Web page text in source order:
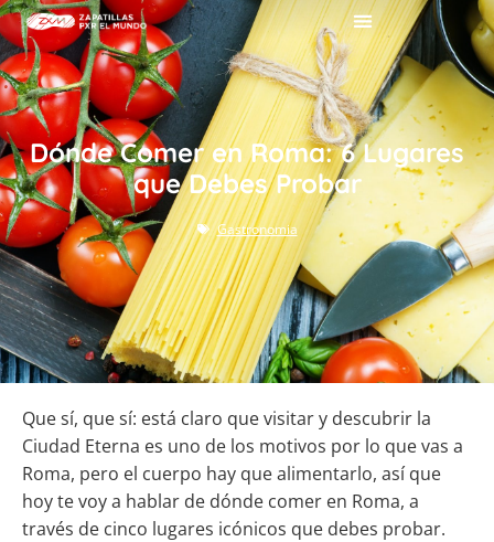
Dónde Comer en Roma: 6 Lugares
que Debes Probar
Gastronomia
Que sí, que sí: está claro que visitar y descubrir la
Ciudad Eterna es uno de los motivos por lo que vas a
Roma, pero el cuerpo hay que alimentarlo, así que
hoy te voy a hablar de dónde comer en Roma, a
través de cinco lugares icónicos que debes probar.